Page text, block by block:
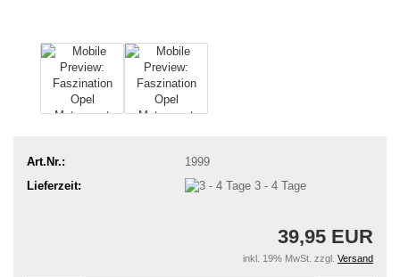
Art.Nr.:
1999
Lieferzeit:
3 - 4 Tage
39,95 EUR
inkl. 19% MwSt. zzgl. Versand